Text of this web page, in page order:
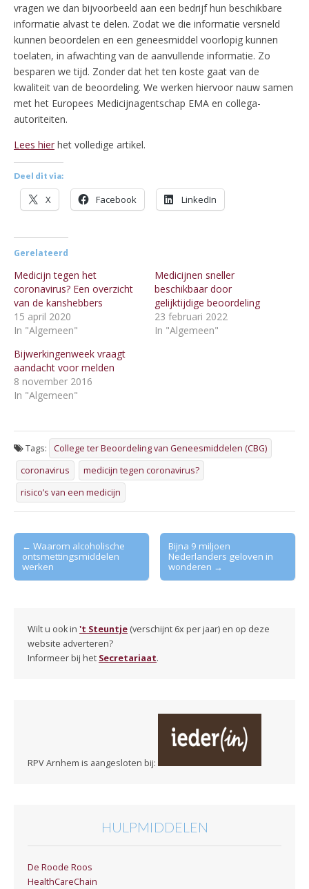
vragen we dan bijvoorbeeld aan een bedrijf hun beschikbare
informatie alvast te delen. Zodat we die informatie versneld
kunnen beoordelen en een geneesmiddel voorlopig kunnen
toelaten, in afwachting van de aanvullende informatie. Zo
besparen we tijd. Zonder dat het ten koste gaat van de
kwaliteit van de beoordeling. We werken hiervoor nauw samen
met het Europees Medicijnagentschap EMA en collega-
autoriteiten.
Lees hier het volledige artikel.
Deel dit via:
X Facebook LinkedIn
Gerelateerd
Medicijn tegen het
coronavirus? Een overzicht
van de kanshebbers
15 april 2020
In "Algemeen"
Medicijnen sneller
beschikbaar door
gelijktijdige beoordeling
23 februari 2022
In "Algemeen"
Bijwerkingenweek vraagt
aandacht voor melden
8 november 2016
In "Algemeen"
Tags:
College ter Beoordeling van Geneesmiddelen (CBG)
coronavirus
medicijn tegen coronavirus?
risico’s van een medicijn
Post
navigation
← Waarom alcoholische
ontsmettingsmiddelen
werken
Bijna 9 miljoen
Nederlanders geloven in
wonderen →
Wilt u ook in 't Steuntje (verschijnt 6x per jaar) en op deze
website adverteren?
Informeer bij het Secretariaat.
RPV Arnhem is aangesloten bij:
HULPMIDDELEN
De Roode Roos
HealthCareChain